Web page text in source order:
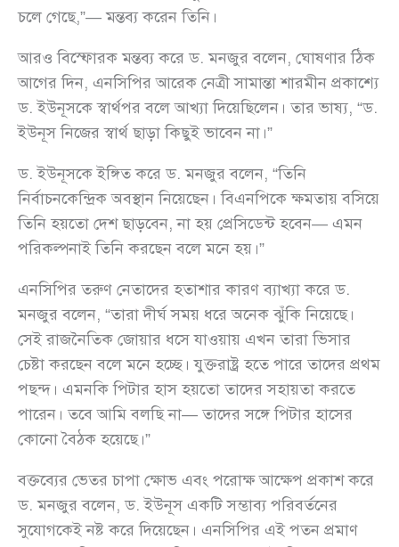
চলে গেছে,”— মন্তব্য করেন তিনি।
আরও বিস্ফোরক মন্তব্য করে ড. মনজুর বলেন, ঘোষণার ঠিক
আগের দিন, এনসিপির আরেক নেত্রী সামান্তা শারমীন প্রকাশ্যে
ড. ইউনূসকে স্বার্থপর বলে আখ্যা দিয়েছিলেন। তার ভাষ্য, “ড.
ইউনূস নিজের স্বার্থ ছাড়া কিছুই ভাবেন না।”
ড. ইউনূসকে ইঙ্গিত করে ড. মনজুর বলেন, “তিনি
নির্বাচনকেন্দ্রিক অবস্থান নিয়েছেন। বিএনপিকে ক্ষমতায় বসিয়ে
তিনি হয়তো দেশ ছাড়বেন, না হয় প্রেসিডেন্ট হবেন— এমন
পরিকল্পনাই তিনি করছেন বলে মনে হয়।”
এনসিপির তরুণ নেতাদের হতাশার কারণ ব্যাখ্যা করে ড.
মনজুর বলেন, “তারা দীর্ঘ সময় ধরে অনেক ঝুঁকি নিয়েছে।
সেই রাজনৈতিক জোয়ার ধসে যাওয়ায় এখন তারা ভিসার
চেষ্টা করছেন বলে মনে হচ্ছে। যুক্তরাষ্ট্র হতে পারে তাদের প্রথম
পছন্দ। এমনকি পিটার হাস হয়তো তাদের সহায়তা করতে
পারেন। তবে আমি বলছি না— তাদের সঙ্গে পিটার হাসের
কোনো বৈঠক হয়েছে।”
বক্তব্যের ভেতর চাপা ক্ষোভ এবং পরোক্ষ আক্ষেপ প্রকাশ করে
ড. মনজুর বলেন, ড. ইউনূস একটি সম্ভাব্য পরিবর্তনের
সুযোগকেই নষ্ট করে দিয়েছেন। এনসিপির এই পতন প্রমাণ